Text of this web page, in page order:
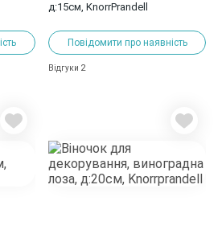
д:15см, KnorrPrandell
Повідомити про наявність
Відгуки 2